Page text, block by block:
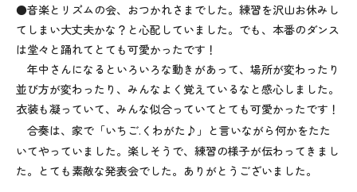
●音楽とリズムの会、おつかれさまでした。練習を沢山お休みし
てしまい大丈夫かな？と心配していました。でも、本番のダンス
は堂々と踊れてとても可愛かったです！
年中さんになるといろいろな動きがあって、場所が変わったり
並び方が変わったり、みんなよく覚えているなと感心しました。
衣装も凝っていて、みんな似合っていてとても可愛かったです！
合奏は、家で「いちご. くわがた♪」と言いながら何かをたた
いてやっていました。楽しそうで、練習の様子が伝わってきまし
た。とても素敵な発表会でした。ありがとうございました。